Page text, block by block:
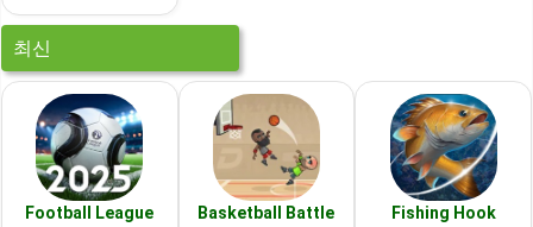
최신
Football League
Basketball Battle Fishing Hook